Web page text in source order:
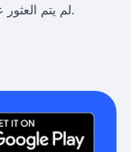
لم يتم العثور على مقالات مطابقة للبحث الذي تم تحديده.